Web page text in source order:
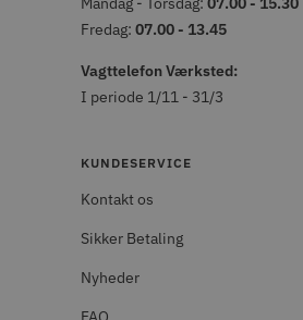
Fredag: 07.00 - 13.45
Vagttelefon Værksted:
I periode 1/11 - 31/3
KUNDESERVICE
Kontakt os
Sikker Betaling
Nyheder